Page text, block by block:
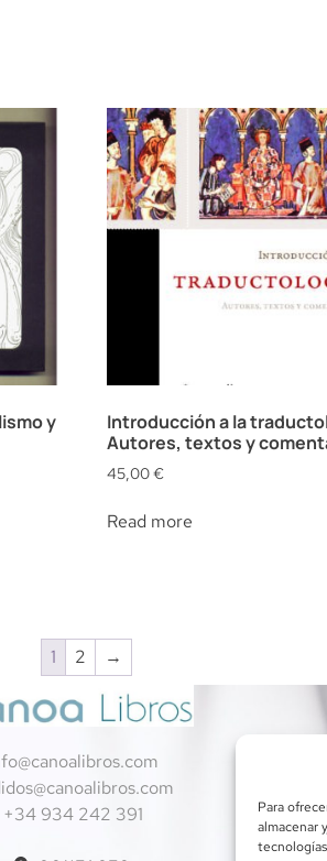
Para
almacenar
y
Introducción a la
Autores, textos y
45,00€
Read more
1 2 →
+34 934 242 391